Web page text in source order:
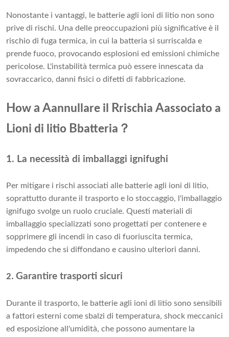
Nonostante i vantaggi, le batterie agli ioni di litio non sono
prive di rischi. Una delle preoccupazioni più significative è il
rischio di fuga termica, in cui la batteria si surriscalda e
prende fuoco, provocando esplosioni ed emissioni chimiche
pericolose. L'instabilità termica può essere innescata da
sovraccarico, danni fisici o difetti di fabbricazione.
How a Aannullare il Rrischia Aassociato a
Lioni di litio Bbatteria ？
1. La necessità di imballaggi ignifughi
Per mitigare i rischi associati alle batterie agli ioni di litio,
soprattutto durante il trasporto e lo stoccaggio, l'imballaggio
ignifugo svolge un ruolo cruciale. Questi materiali di
imballaggio specializzati sono progettati per contenere e
sopprimere gli incendi in caso di fuoriuscita termica,
impedendo che si diffondano e causino ulteriori danni.
2. Garantire trasporti sicuri
Durante il trasporto, le batterie agli ioni di litio sono sensibili
a fattori esterni come sbalzi di temperatura, shock meccanici
ed esposizione all'umidità, che possono aumentare la